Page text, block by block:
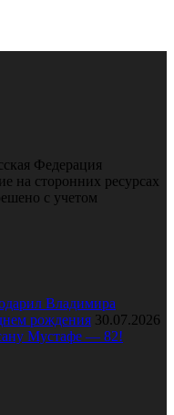
Федерация
на сторонних ресурсах
с учетом
Владимира
рождения 30.07.2026
Мустафе — 82!